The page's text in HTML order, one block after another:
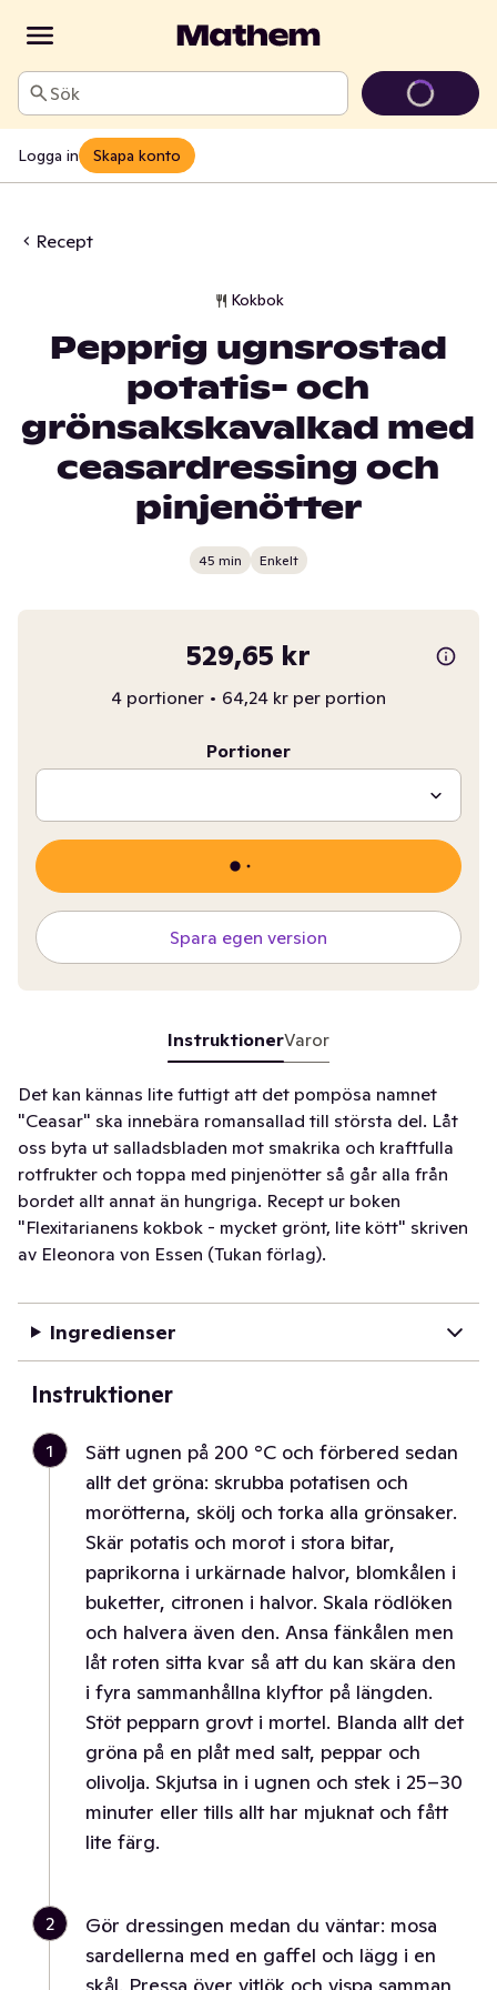
Sök
Logga in Skapa konto
Recept
Kokbok
Pepprig ugnsrostad
potatis- och
grönsakskavalkad med
ceasardressing och
pinjenötter
45 min Enkelt
529,65 kr
4 portioner • 64,24 kr per portion
Portioner
Spara egen version
InstruktionerVaror
Det kan kännas lite futtigt att det pompösa namnet
"Ceasar" ska innebära romansallad till största del. Låt
oss byta ut salladsbladen mot smakrika och kraftfulla
rotfrukter och toppa med pinjenötter så går alla från
bordet allt annat än hungriga. Recept ur boken
"Flexitarianens kokbok - mycket grönt, lite kött" skriven
av Eleonora von Essen (Tukan förlag).
Ingredienser
Instruktioner
1
Sätt ugnen på 200 °C och förbered sedan
allt det gröna: skrubba potatisen och
morötterna, skölj och torka alla grönsaker.
Skär potatis och morot i stora bitar,
paprikorna i urkärnade halvor, blomkålen i
buketter, citronen i halvor. Skala rödlöken
och halvera även den. Ansa fänkålen men
låt roten sitta kvar så att du kan skära den
i fyra sammanhållna klyftor på längden.
Stöt pepparn grovt i mortel. Blanda allt det
gröna på en plåt med salt, peppar och
olivolja. Skjutsa in i ugnen och stek i 25–30
minuter eller tills allt har mjuknat och fått
lite färg.
2
Gör dressingen medan du väntar: mosa
sardellerna med en gaffel och lägg i en